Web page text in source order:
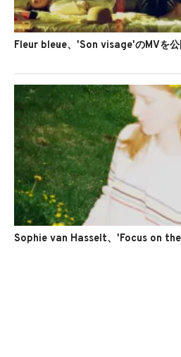
Fleur bleu·e、'Son visage'のMVを